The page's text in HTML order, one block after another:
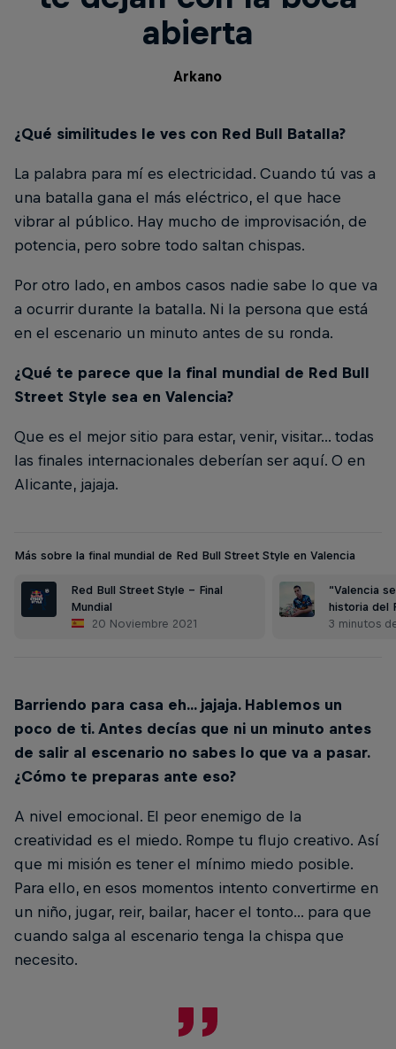
abierta
Arkano
¿Qué similitudes le ves con Red Bull Batalla?
La palabra para mí es electricidad. Cuando tú vas a
una batalla gana el más eléctrico, el que hace
vibrar al público. Hay mucho de improvisación, de
potencia, pero sobre todo saltan chispas.
Por otro lado, en ambos casos nadie sabe lo que va
a ocurrir durante la batalla. Ni la persona que está
en el escenario un minuto antes de su ronda.
¿Qué te parece que la final mundial de Red Bull
Street Style sea en Valencia?
Que es el mejor sitio para estar, venir, visitar... todas
las finales internacionales deberían ser aquí. O en
Alicante, jajaja.
Más sobre la final mundial de Red Bull Street Style en Valencia
Red Bull Street Style - Final
Mundial
20 Noviembre 2021
“Valencia
historia del
3 minutos
Barriendo para casa eh... jajaja. Hablemos un
poco de ti. Antes decías que ni un minuto antes
de salir al escenario no sabes lo que va a pasar.
¿Cómo te preparas ante eso?
A nivel emocional. El peor enemigo de la
creatividad es el miedo. Rompe tu flujo creativo. Así
que mi misión es tener el mínimo miedo posible.
Para ello, en esos momentos intento convertirme en
un niño, jugar, reir, bailar, hacer el tonto... para que
cuando salga al escenario tenga la chispa que
necesito.